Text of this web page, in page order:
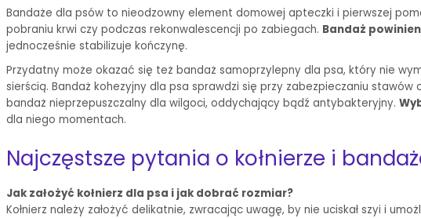
Bandaże dla psów to nieodzowny element domowej apteczki i pierwszej
pobraniu krwi czy podczas rekonwalescencji po zabiegach. Bandaż
jednocześnie stabilizuje kończynę.
Przydatny może okazać się też bandaż samoprzylepny dla psa, który nie
sierścią. Bandaż kohezyjny dla psa sprawdzi się przy zabezpieczaniu
bandaż nieprzepuszczalny dla wilgoci, oddychający bądź antybakteryjny.
dla niego momentach.
Najczęstsze pytania o kołnierze i
Jak założyć kołnierz dla psa i jak dobrać rozmiar?
Kołnierz należy założyć delikatnie, zwracając uwagę, by nie uciskał szyi i